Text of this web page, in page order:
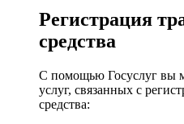
Регистрация
средства
С помощью Госуслуг вы
услуг, связанных с
средства: